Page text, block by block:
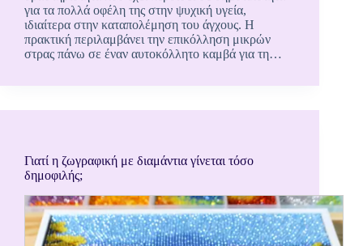
για τα πολλά οφέλη της στην ψυχική υγεία,
ιδιαίτερα στην καταπολέμηση του άγχους. Η
πρακτική περιλαμβάνει την επικόλληση μικρών
στρας πάνω σε έναν αυτοκόλλητο καμβά για τη…
Γιατί η ζωγραφική με διαμάντια γίνεται τόσο
δημοφιλής;